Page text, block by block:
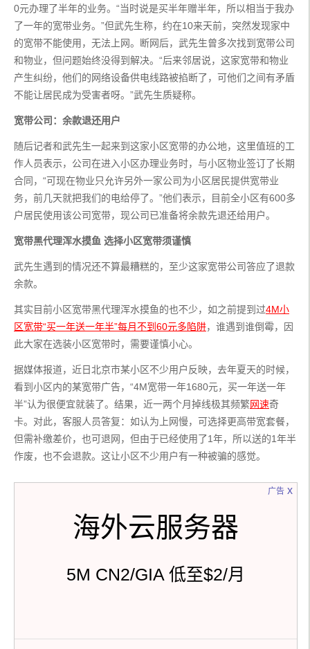
0元办理了半年的业务。“当时说是买半年赠半年，所以相当于我办
了一年的宽带业务。”但武先生称，约在10来天前，突然发现家中
的宽带不能使用，无法上网。断网后，武先生曾多次找到宽带公司
和物业，但问题始终没得到解决。“后来邻居说，这家宽带和物业
产生纠纷，他们的网络设备供电线路被掐断了，可他们之间有矛盾
不能让居民成为受害者呀。”武先生质疑称。
宽带公司：余款退还用户
随后记者和武先生一起来到这家小区宽带的办公地，这里值班的工
作人员表示，公司在进入小区办理业务时，与小区物业签订了长期
合同，“可现在物业只允许另外一家公司为小区居民提供宽带业
务，前几天就把我们的电给停了。”他们表示，目前全小区有600多
户居民使用该公司宽带，现公司已准备将余款先退还给用户。
宽带黑代理浑水摸鱼 选择小区宽带须谨慎
武先生遇到的情况还不算最糟糕的，至少这家宽带公司答应了退款
余款。
其实目前小区宽带黑代理浑水摸鱼的也不少，如之前提到过4M小
区宽带“买一年送一年半”每月不到60元多陷阱，谁遇到谁倒霉，因
此大家在选装小区宽带时，需要谨慎小心。
据媒体报道，近日北京市某小区不少用户反映，去年夏天的时候，
看到小区内的某宽带广告，“4M宽带一年1680元，买一年送一年
半”认为很便宜就装了。结果，近一两个月掉线极其频繁网速奇
卡。对此，客服人员答复：如认为上网慢，可选择更高带宽套餐，
但需补缴差价，也可退网，但由于已经使用了1年，所以送的1年半
作废，也不会退款。这让小区不少用户有一种被骗的感觉。
广告
海外云服务器
5M CN2/GIA 低至$2/月
x